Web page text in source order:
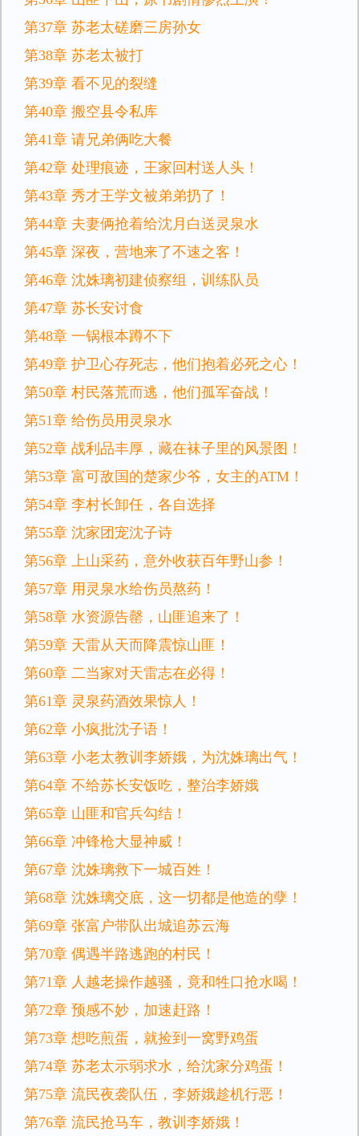
第37章 苏老太磋磨三房孙女
第38章 苏老太被打
第39章 看不见的裂缝
第40章 搬空县令私库
第41章 请兄弟俩吃大餐
第42章 处理痕迹，王家回村送人头！
第43章 秀才王学文被弟弟扔了！
第44章 夫妻俩抢着给沈月白送灵泉水
第45章 深夜，营地来了不速之客！
第46章 沈姝璃初建侦察组，训练队员
第47章 苏长安讨食
第48章 一锅根本蹲不下
第49章 护卫心存死志，他们抱着必死之心！
第50章 村民落荒而逃，他们孤军奋战！
第51章 给伤员用灵泉水
第52章 战利品丰厚，藏在袜子里的风景图！
第53章 富可敌国的楚家少爷，女主的ATM！
第54章 李村长卸任，各自选择
第55章 沈家团宠沈子诗
第56章 上山采药，意外收获百年野山参！
第57章 用灵泉水给伤员熬药！
第58章 水资源告罄，山匪追来了！
第59章 天雷从天而降震惊山匪！
第60章 二当家对天雷志在必得！
第61章 灵泉药酒效果惊人！
第62章 小疯批沈子语！
第63章 小老太教训李娇娥，为沈姝璃出气！
第64章 不给苏长安饭吃，整治李娇娥
第65章 山匪和官兵勾结！
第66章 冲锋枪大显神威！
第67章 沈姝璃救下一城百姓！
第68章 沈姝璃交底，这一切都是他造的孽！
第69章 张富户带队出城追苏云海
第70章 偶遇半路逃跑的村民！
第71章 人越老操作越骚，竟和牲口抢水喝！
第72章 预感不妙，加速赶路！
第73章 想吃煎蛋，就捡到一窝野鸡蛋
第74章 苏老太示弱求水，给沈家分鸡蛋！
第75章 流民夜袭队伍，李娇娥趁机行恶！
第76章 流民抢马车，教训李娇娥！